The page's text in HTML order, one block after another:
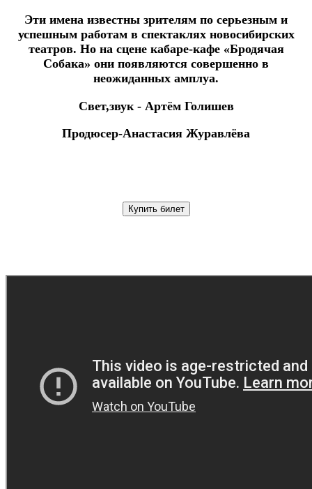
Эти имена известны зрителям по серьезным и
успешным работам в спектаклях новосибирских
театров. Но на сцене кабаре-кафе «Бродячая
Собака» они появляются совершенно в
неожиданных амплуа.
Свет,звук - Артём Голишев
Продюсер-Анастасия Журавлёва
Купить билет